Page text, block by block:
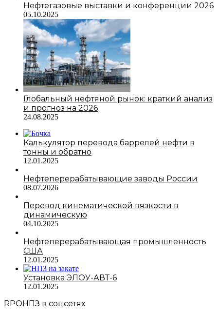
Нефтегазовые выставки и конференции 2026
05.10.2025
Глобальный нефтяной рынок: краткий анализ
и прогноз на 2026
24.08.2025
Калькулятор перевода баррелей нефти в
тонны и обратно
12.01.2025
Нефтеперерабатывающие заводы России
08.07.2026
Перевод кинематической вязкости в
динамическую
04.10.2025
Нефтеперерабатывающая промышленность
США
12.01.2025
Установка ЭЛОУ-АВТ-6
12.01.2025
RPOНПЗ в соцсетях